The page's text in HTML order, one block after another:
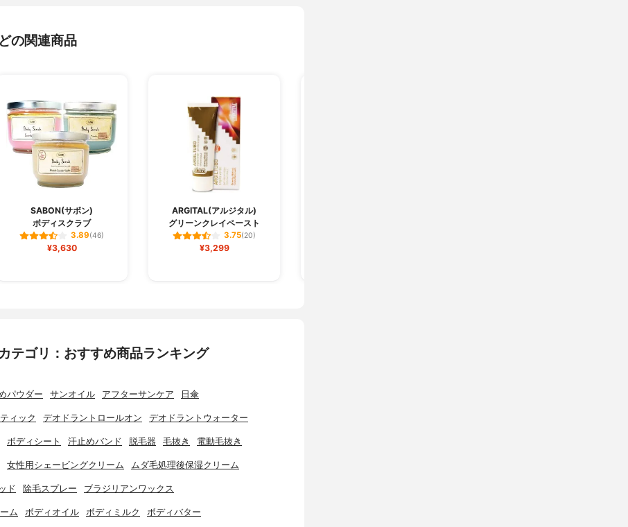
の関連商品
SABON(サボン)
ボディスクラブ
3.89(46)
¥3,630
ARGITAL(アルジタル)
グリーンクレイペースト
3.75(20)
¥3,299
テゴリ：おすすめ商品ランキング
パウダー サンオイル アフターサンケア 日傘
ィック デオドラントロールオン デオドラントウォーター
ボディシート 汗止めバンド 脱毛器 毛抜き 電動毛抜き
女性用シェービングクリーム ムダ毛処理後保湿クリーム
ド 除毛スプレー ブラジリアンワックス
ム ボディオイル ボディミルク ボディバター